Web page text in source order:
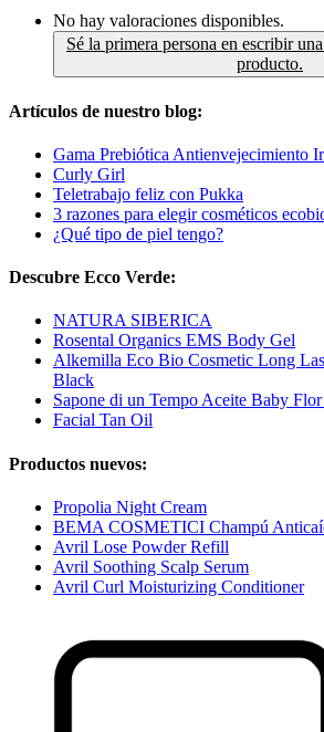
No hay valoraciones disponibles.
Sé la primera persona en escribir
producto.
Artículos de nuestro blog:
Gama Prebiótica Antienvejecimiento
Curly Girl
Teletrabajo feliz con Pukka
3 razones para elegir cosméticos
¿Qué tipo de piel tengo?
Descubre Ecco Verde:
NATURA SIBERICA
Rosental Organics EMS Body Gel
Alkemilla Eco Bio Cosmetic Long
Black
Sapone di un Tempo Aceite Baby
Facial Tan Oil
Productos nuevos:
Propolia Night Cream
BEMA COSMETICI Champú
Avril Lose Powder Refill
Avril Soothing Scalp Serum
Avril Curl Moisturizing Conditioner